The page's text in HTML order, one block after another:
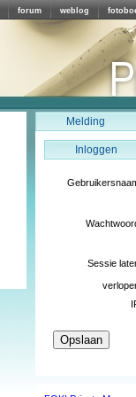
forum weblog
Melding
Inloggen
Sessie